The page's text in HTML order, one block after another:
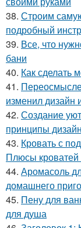
38. Строим
подробный
39. Все, что
бани
40. Как сделать
41.
изменил дизайн
42. Создание
принципы
43. Кровать с
Плюсы
44. Аромасоль
домашнего
45. Пену для
для душа